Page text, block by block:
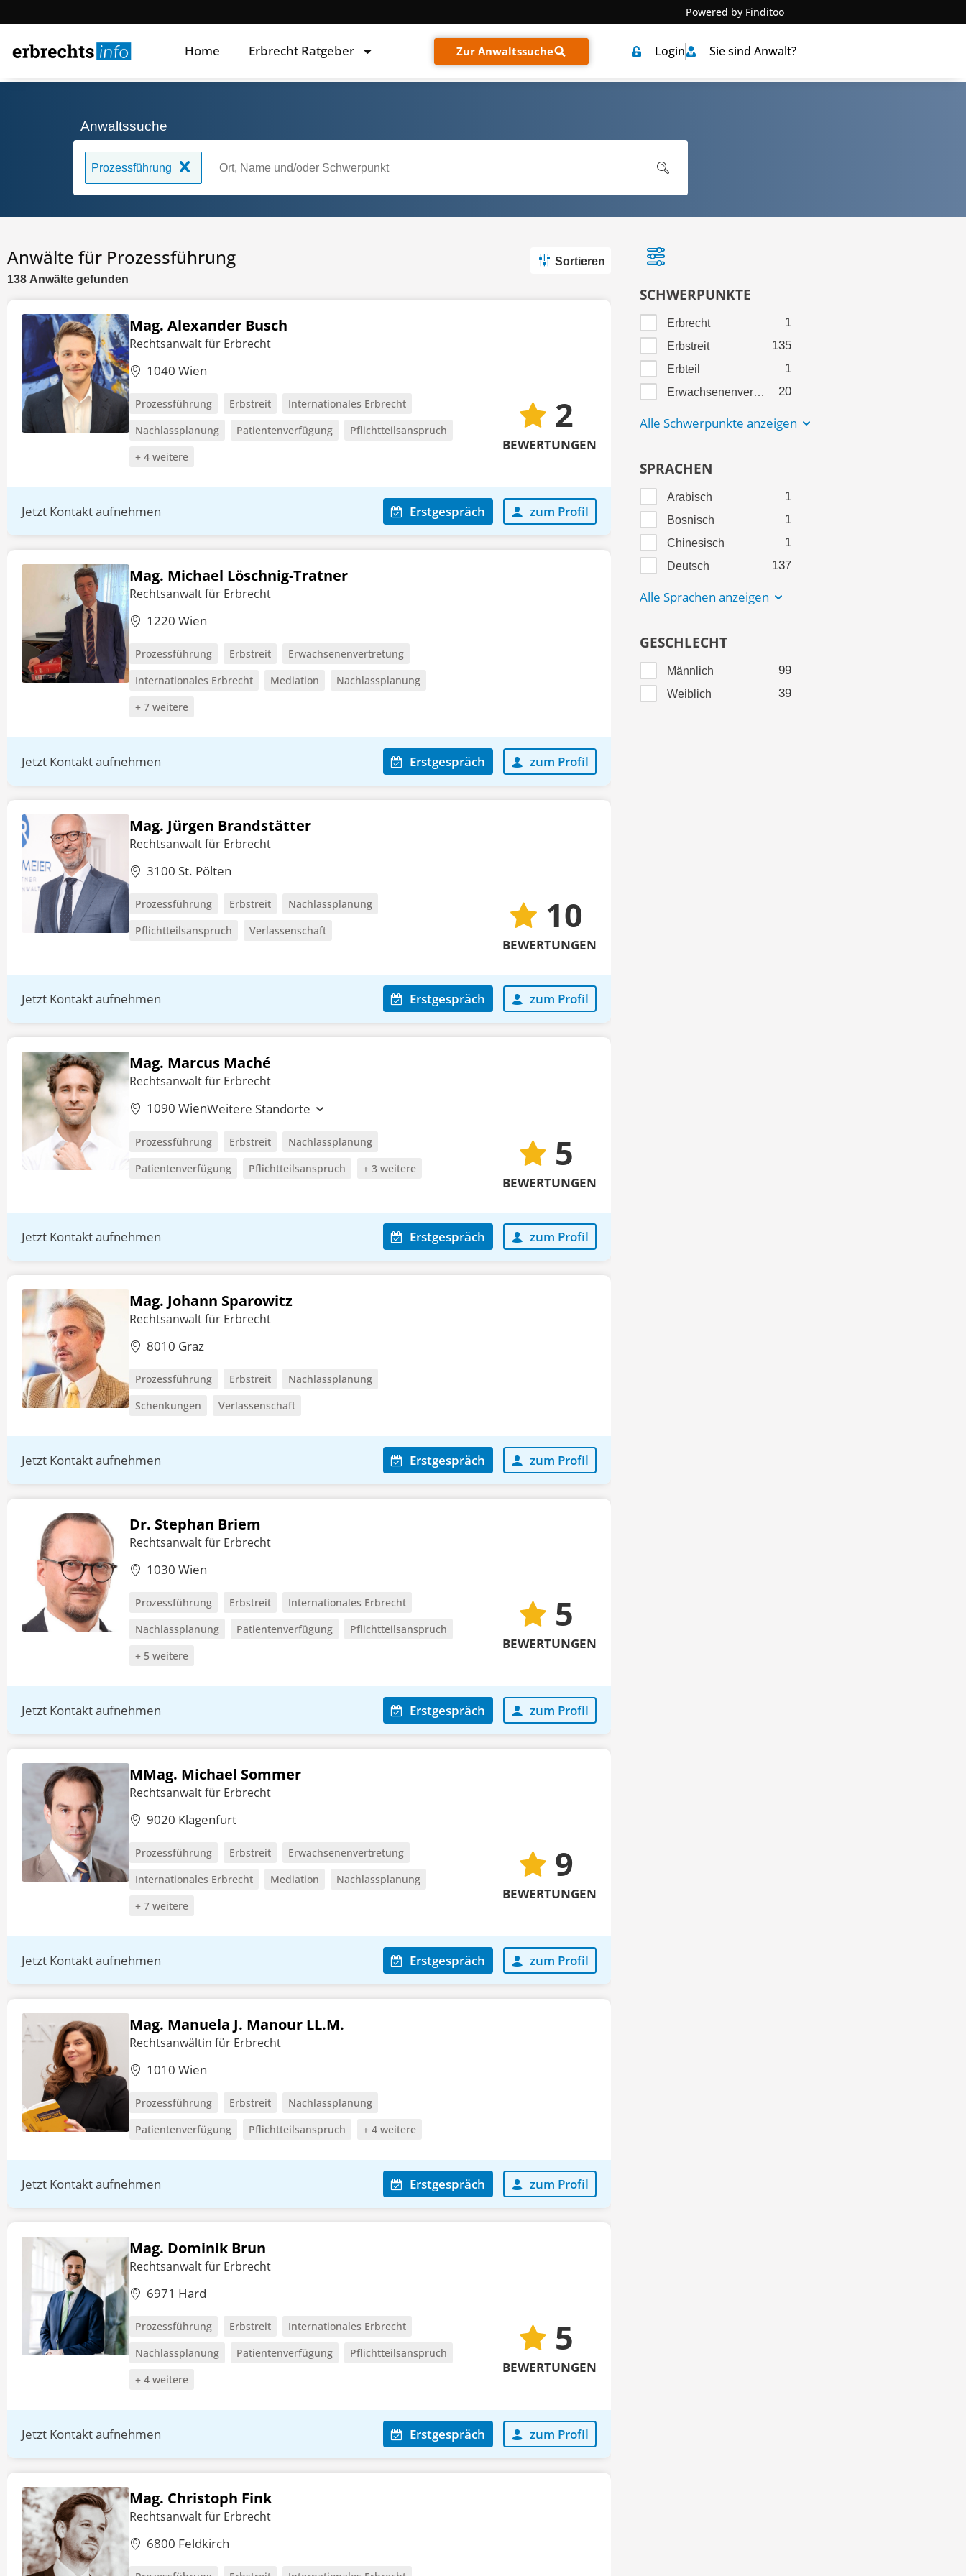
Powered by Finditoo
Home Erbrecht Ratgeber Zur Anwaltssuche Login Sie sind Anwalt?
Anwaltssuche
Prozessführung
Anwälte für Prozessführung
138 Anwälte gefunden
Sortieren
Mag. Alexander Busch
Rechtsanwalt für Erbrecht
1040 Wien
Prozessführung Erbstreit
Internationales Erbrecht
Nachlassplanung
Patientenverfügung
Pflichtteilsanspruch
+ 4 weitere
2
BEWERTUNGEN
Jetzt Kontakt aufnehmen Erstgespräch zum Profil
Mag. Michael Löschnig-Tratner
Rechtsanwalt für Erbrecht
1220 Wien
Prozessführung Erbstreit
Erwachsenenvertretung
Internationales Erbrecht
Mediation
Nachlassplanung
+ 7 weitere
Jetzt Kontakt aufnehmen Erstgespräch zum Profil
Mag. Jürgen Brandstätter
Rechtsanwalt für Erbrecht
3100 St. Pölten
Prozessführung Erbstreit
Nachlassplanung
Pflichtteilsanspruch
Verlassenschaft 10
BEWERTUNGEN
Jetzt Kontakt aufnehmen Erstgespräch zum Profil
Mag. Marcus Maché
Rechtsanwalt für Erbrecht
1090 WienWeitere Standorte
Prozessführung Erbstreit
Nachlassplanung
Patientenverfügung
Pflichtteilsanspruch + 3 weitere 5
BEWERTUNGEN
Jetzt Kontakt aufnehmen Erstgespräch zum Profil
Mag. Johann Sparowitz
Rechtsanwalt für Erbrecht
8010 Graz
Prozessführung Erbstreit
Nachlassplanung
Schenkungen
Verlassenschaft
Jetzt Kontakt aufnehmen Erstgespräch zum Profil
Dr. Stephan Briem
Rechtsanwalt für Erbrecht
1030 Wien
Prozessführung Erbstreit
Internationales Erbrecht
Nachlassplanung
Patientenverfügung
Pflichtteilsanspruch
+ 5 weitere
5
BEWERTUNGEN
Jetzt Kontakt aufnehmen Erstgespräch zum Profil
MMag. Michael Sommer
Rechtsanwalt für Erbrecht
9020 Klagenfurt
Prozessführung Erbstreit
Erwachsenenvertretung
Internationales Erbrecht
Mediation
Nachlassplanung
+ 7 weitere
9
BEWERTUNGEN
Jetzt Kontakt aufnehmen Erstgespräch zum Profil
Mag. Manuela J. Manour LL.M.
Rechtsanwältin für Erbrecht
1010 Wien
Prozessführung Erbstreit
Nachlassplanung
Patientenverfügung
Pflichtteilsanspruch + 4 weitere
Jetzt Kontakt aufnehmen Erstgespräch zum Profil
Mag. Dominik Brun
Rechtsanwalt für Erbrecht
6971 Hard
Prozessführung Erbstreit
Internationales Erbrecht
Nachlassplanung
Patientenverfügung
Pflichtteilsanspruch
+ 4 weitere
5
BEWERTUNGEN
Jetzt Kontakt aufnehmen Erstgespräch zum Profil
Mag. Christoph Fink
Rechtsanwalt für Erbrecht
6800 Feldkirch
SCHWERPUNKTE
Erbrecht 1
Erbstreit 135
Erbteil 1
Erwachsenenvertretung 20
Alle Schwerpunkte anzeigen
SPRACHEN
Arabisch 1
Bosnisch 1
Chinesisch 1
Deutsch 137
Alle Sprachen anzeigen
GESCHLECHT
Männlich 99
Weiblich 39